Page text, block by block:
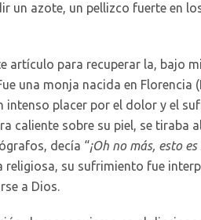
un azote, un pellizco fuerte en
artículo para recuperar la, bajo
una monja nacida en
intenso placer por el dolor y el
caliente sobre su piel, se tiraba
decía “¡Oh no más, esto
religiosa, su sufrimiento fue
a Dios.